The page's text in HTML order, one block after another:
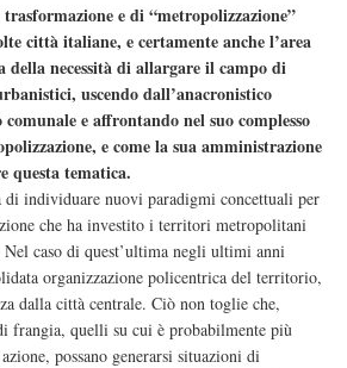
e di “metropolizzazione”
città italiane, e certamente anche l’area
della necessità di allargare il campo di
uscendo dall’anacronistico
e affrontando nel suo complesso
e come la sua amministrazione
questa tematica.
di individuare nuovi paradigmi concettuali per
che ha investito i territori metropolitani
Nel caso di quest’ultima negli ultimi anni
organizzazione policentrica del territorio,
dalla città centrale. Ciò non toglie che,
frangia, quelli su cui è probabilmente più
possano generarsi situazioni di